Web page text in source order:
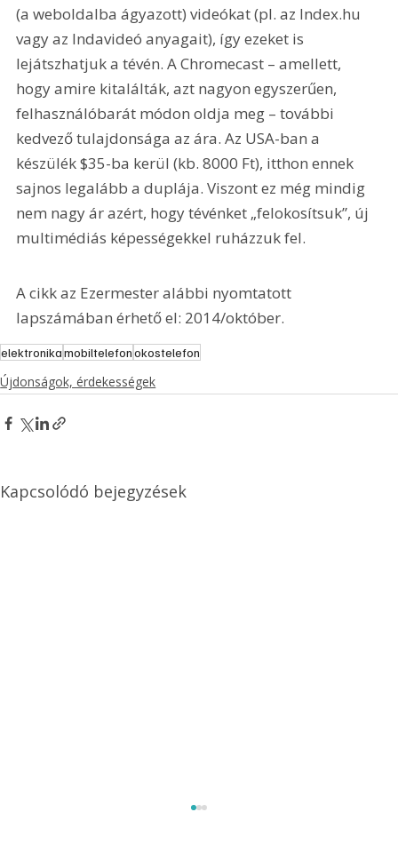
(a weboldalba ágyazott) videókat (pl. az Index.hu
vagy az Indavideó anyagait), így ezeket is
lejátszhatjuk a tévén. A Chromecast – amellett,
hogy amire kitalálták, azt nagyon egyszerűen,
felhasználóbarát módon oldja meg – további
kedvező tulajdonsága az ára. Az USA-ban a
készülék $35-ba kerül (kb. 8000 Ft), itthon ennek
sajnos legalább a duplája. Viszont ez még mindig
nem nagy ár azért, hogy tévénket „felokosítsuk”, új
multimédiás képességekkel ruházzuk fel.
A cikk az Ezermester alábbi nyomtatott
lapszámában érhető el: 2014/október.
elektronikamobiltelefonokostelefon
Újdonságok, érdekességek
Kapcsolódó bejegyzések